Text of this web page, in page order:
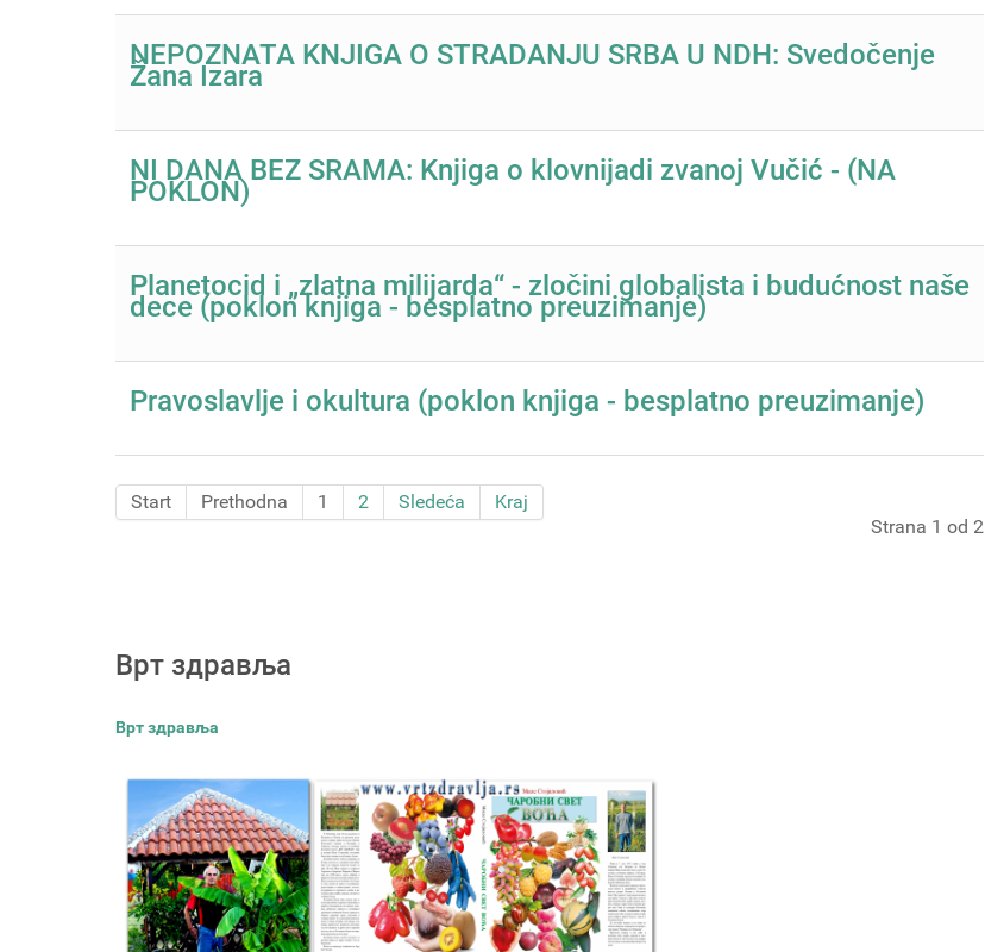
NEPOZNATA KNJIGA O STRADANJU SRBA U NDH: Svedočenje
Žana Izara
NI DANA BEZ SRAMA: Knjiga o klovnijadi zvanoj Vučić - (NA
POKLON)
Planetocid i „zlatna milijarda“ - zločini globalista i budućnost naše
dece (poklon knjiga - besplatno preuzimanje)
Pravoslavlje i okultura (poklon knjiga - besplatno preuzimanje)
Strana 1 od 2
Start Prethodna 1 2 Sledeća Kraj
Врт здравља
Врт здравља